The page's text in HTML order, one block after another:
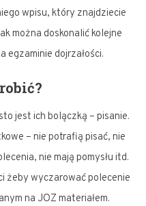
wpisu, który znajdziecie
można doskonalić kolejne
egzaminie dojrzałości.
jest ich bolączką – pisanie.
– nie potrafią pisać, nie
nie mają pomysłu itd.
żeby wyczarować polecenie
na JOZ materiałem.